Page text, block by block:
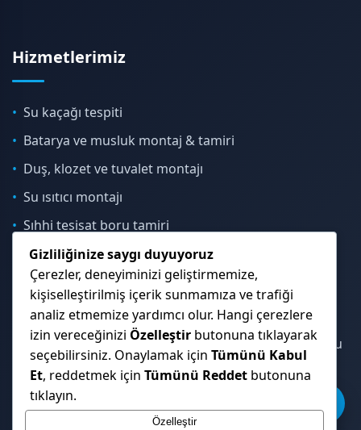
Hizmetlerimiz
Su kaçağı tespiti
Batarya ve musluk montaj & tamiri
Duş, klozet ve tuvalet montajı
Su ısıtıcı montajı
Sıhhi tesisat boru tamiri
İletişim & Konum
Çekmeköy, Sancaktepe, Ümraniye ve İstanbul Anadolu
Yakası genelinde hizmet veriyoruz.
Gizliliğinize saygı duyuyoruz
Çerezler, deneyiminizi geliştirmemize,
kişiselleştirilmiş içerik sunmamıza ve trafiği
analiz etmemize yardımcı olur. Hangi çerezlere
izin vereceğinizi Özelleştir butonuna tıklayarak
seçebilirsiniz. Onaylamak için Tümünü Kabul
Et, reddetmek için Tümünü Reddet butonuna
tıklayın.
Özelleştir